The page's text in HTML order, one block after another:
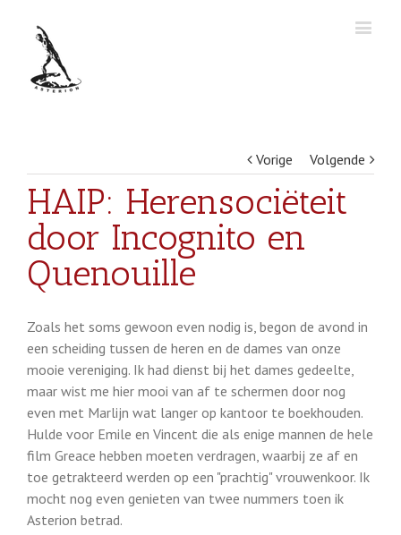
Vorige Volgende
HAIP: Herensociëteit
door Incognito en
Quenouille
Zoals het soms gewoon even nodig is, begon de avond in
een scheiding tussen de heren en de dames van onze
mooie vereniging. Ik had dienst bij het dames gedeelte,
maar wist me hier mooi van af te schermen door nog
even met Marlijn wat langer op kantoor te boekhouden.
Hulde voor Emile en Vincent die als enige mannen de hele
film Greace hebben moeten verdragen, waarbij ze af en
toe getrakteerd werden op een "prachtig" vrouwenkoor. Ik
mocht nog even genieten van twee nummers toen ik
Asterion betrad.